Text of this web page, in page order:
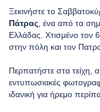
Ξεκινήστε το
Πάτρας, ένα από τα
Ελλάδας. Χτισμένο τον
στην πόλη και τον
Περπατήστε στα τείχη,
εντυπωσιακές
ιδανική για ήρεμο